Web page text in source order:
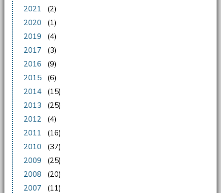
2021
(2)
2020
(1)
2019
(4)
2017
(3)
2016
(9)
2015
(6)
2014
(15)
2013
(25)
2012
(4)
2011
(16)
2010
(37)
2009
(25)
2008
(20)
2007
(11)